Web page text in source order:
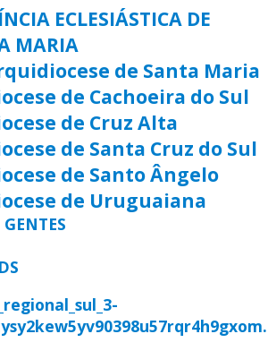
ECLESIÁSTICA DE
MARIA
de Santa Maria
de Cachoeira do Sul
de Cruz Alta
de Santa Cruz do Sul
de Santo Ângelo
de Uruguaiana